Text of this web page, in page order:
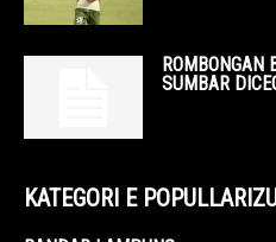
ROMBONGAN
SUMBAR
KATEGORI E